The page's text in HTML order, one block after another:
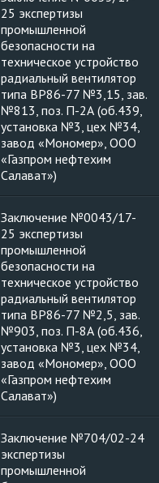
25 экспертизы
промышленной
безопасности на
техническое устройство
радиальный вентилятор
типа ВР86-77 №3,15, зав.
№813, поз. П-2А (об.439,
установка №3, цех №34,
завод «Мономер», ООО
«Газпром нефтехим
Салават»)
Заключение №0043/17-
25 экспертизы
промышленной
безопасности на
техническое устройство
радиальный вентилятор
типа ВР86-77 №2,5, зав.
№903, поз. П-8А (об.436,
установка №3, цех №34,
завод «Мономер», ООО
«Газпром нефтехим
Салават»)
Заключение №704/02-24
экспертизы
промышленной